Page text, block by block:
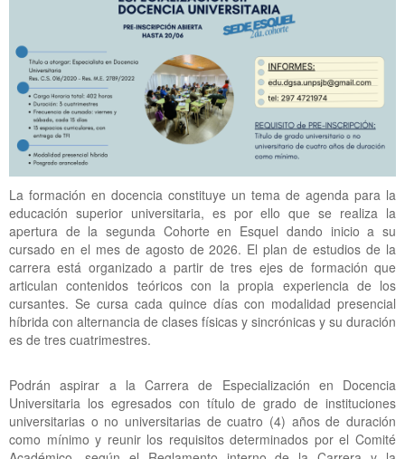
La formación en docencia constituye un tema de agenda para la
educación superior universitaria, es por ello que se realiza la
apertura de la segunda Cohorte en Esquel dando inicio a su
cursado en el mes de agosto de 2026. El plan de estudios de la
carrera está organizado a partir de tres ejes de formación que
articulan contenidos teóricos con la propia experiencia de los
cursantes. Se cursa cada quince días con modalidad presencial
híbrida con alternancia de clases físicas y sincrónicas y su duración
es de tres cuatrimestres.
Podrán aspirar a la Carrera de Especialización en Docencia
Universitaria los egresados con título de grado de instituciones
universitarias o no universitarias de cuatro (4) años de duración
como mínimo y reunir los requisitos determinados por el Comité